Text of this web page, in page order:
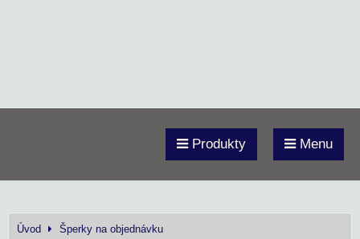
Produkty Menu
Úvod Šperky na objednávku